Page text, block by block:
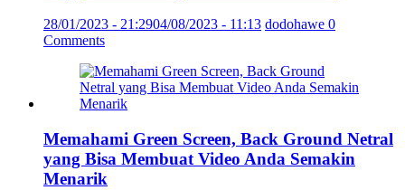
28/01/2023 - 21:2904/08/2023 - 11:13 dodohawe 0
Comments
Memahami Green Screen, Back Ground Netral
yang Bisa Membuat Video Anda Semakin
Menarik